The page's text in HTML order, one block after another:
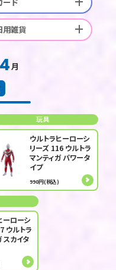
用雑貨
4月
玩具
ウルトラヒーローシ
リーズ 116 ウルトラ
マンティガ パワータ
イプ
990円(税込)
ーローシ
ウルトラ
スカイタ